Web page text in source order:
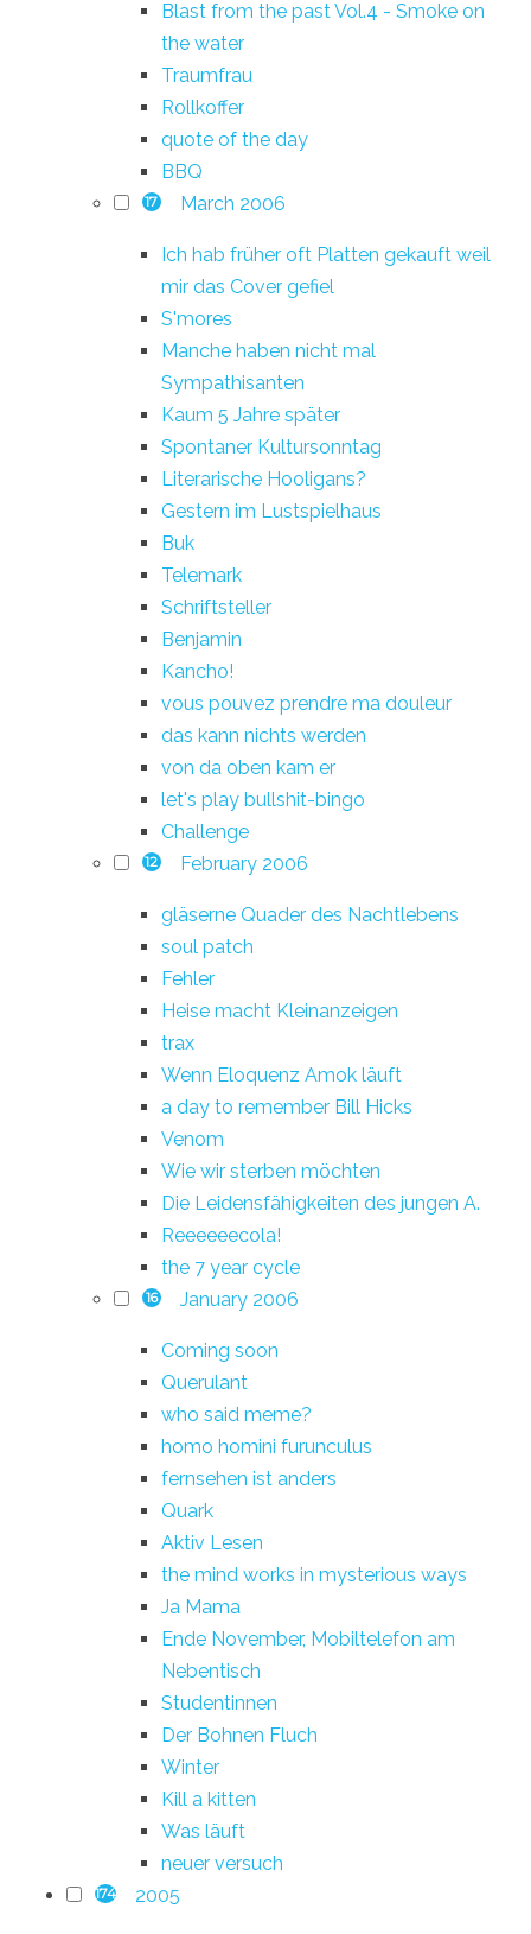
Blast from the past Vol.4 - Smoke on
the water
Traumfrau
Rollkoffer
quote of the day
BBQ
17 March 2006
Ich hab früher oft Platten gekauft weil
mir das Cover gefiel
S'mores
Manche haben nicht mal
Sympathisanten
Kaum 5 Jahre später
Spontaner Kultursonntag
Literarische Hooligans?
Gestern im Lustspielhaus
Buk
Telemark
Schriftsteller
Benjamin
Kancho!
vous pouvez prendre ma douleur
das kann nichts werden
von da oben kam er
let's play bullshit-bingo
Challenge
12 February 2006
gläserne Quader des Nachtlebens
soul patch
Fehler
Heise macht Kleinanzeigen
trax
Wenn Eloquenz Amok läuft
a day to remember Bill Hicks
Venom
Wie wir sterben möchten
Die Leidensfähigkeiten des jungen A.
Reeeeeecola!
the 7 year cycle
16 January 2006
Coming soon
Querulant
who said meme?
homo homini furunculus
fernsehen ist anders
Quark
Aktiv Lesen
the mind works in mysterious ways
Ja Mama
Ende November, Mobiltelefon am
Nebentisch
Studentinnen
Der Bohnen Fluch
Winter
Kill a kitten
Was läuft
neuer versuch
174 2005